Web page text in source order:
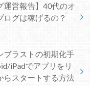
運営報告】40代のオ
ログは稼げるの？
ブラストの初期化手
iPadでアプリをリ
らスタートする方法